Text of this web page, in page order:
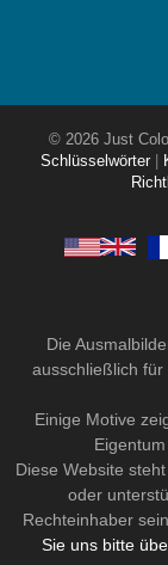
© 2026 Just
Schlüsselwörter
Die
ausschließlich
Einige Motive
Diese Website
oder
Rechteinhaber
Sie uns bitte